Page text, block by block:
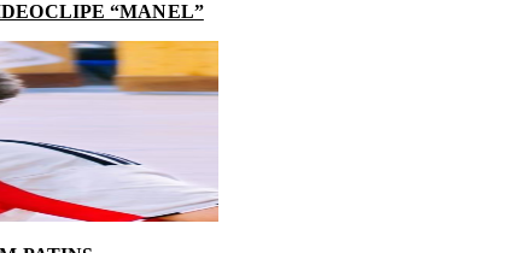
“MANEL”